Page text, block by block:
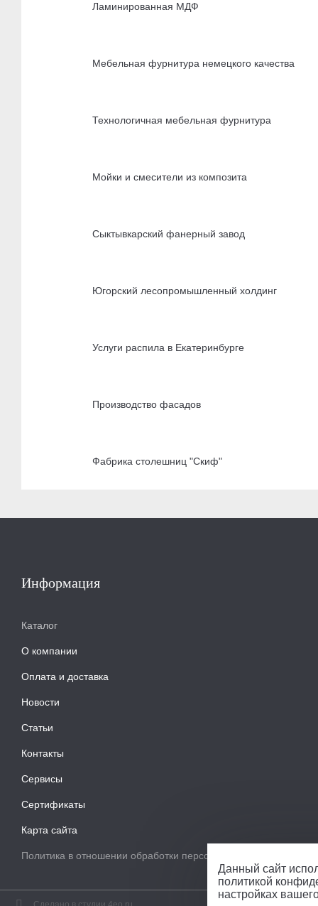
Ламинированная МДФ
Мебельная фурнитура немецкого качества
Технологичная мебельная фурнитура
Мойки и смесители из композита
Сыктывкарский фанерный завод
Югорский лесопромышленный холдинг
Услуги распила в Екатеринбурге
Производство фасадов
Фабрика столешниц "Скиф"
Информация
Каталог
О компании
Оплата и доставка
Новости
Статьи
Контакты
Сервисы
Сертификаты
Карта сайта
Политика в отношении обработки персональных данных
Данный сайт
политикой
настройках